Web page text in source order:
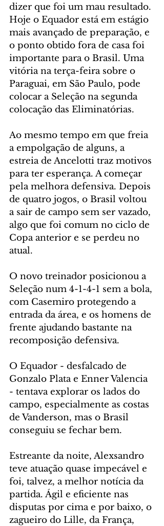
dizer que foi um mau resultado.
Hoje o Equador está em estágio
mais avançado de preparação, e
o ponto obtido fora de casa foi
importante para o Brasil. Uma
vitória na terça-feira sobre o
Paraguai, em São Paulo, pode
colocar a Seleção na segunda
colocação das Eliminatórias.
Ao mesmo tempo em que freia
a empolgação de alguns, a
estreia de Ancelotti traz motivos
para ter esperança. A começar
pela melhora defensiva. Depois
de quatro jogos, o Brasil voltou
a sair de campo sem ser vazado,
algo que foi comum no ciclo de
Copa anterior e se perdeu no
atual.
O novo treinador posicionou a
Seleção num 4-1-4-1 sem a bola,
com Casemiro protegendo a
entrada da área, e os homens de
frente ajudando bastante na
recomposição defensiva.
O Equador - desfalcado de
Gonzalo Plata e Enner Valencia
- tentava explorar os lados do
campo, especialmente as costas
de Vanderson, mas o Brasil
conseguiu se fechar bem.
Estreante da noite, Alexsandro
teve atuação quase impecável e
foi, talvez, a melhor notícia da
partida. Ágil e eficiente nas
disputas por cima e por baixo, o
zagueiro do Lille, da França,